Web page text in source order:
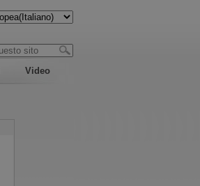
Video